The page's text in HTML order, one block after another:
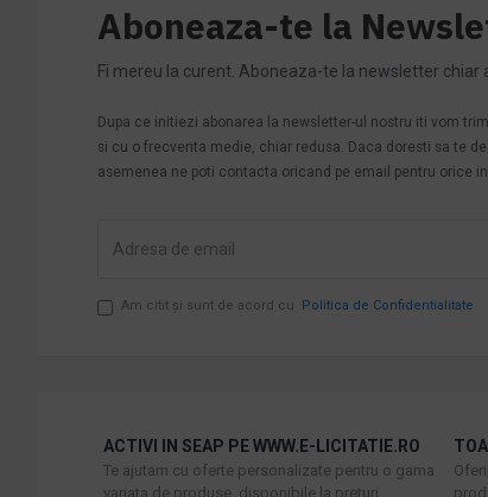
Aboneaza-te la
Fi mereu la curent. Aboneaza-te la newsletter chiar
Dupa ce initiezi abonarea la newsletter-ul nostru iti vom
si cu o frecventa medie, chiar redusa. Daca doresti sa te
asemenea ne poti contacta oricand pe email pentru orice
Am citit şi sunt de acord cu Politica de Confidentialitate
ACTIVI IN SEAP PE WWW.E-LICITATIE.RO
Te ajutam cu oferte personalizate pentru o gama
variata de produse, disponibile la preturi